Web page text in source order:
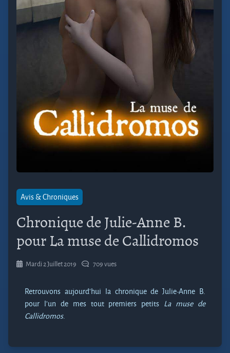
Avis & Chroniques
Chronique de Julie-Anne B.
pour La muse de Callidromos
Mardi 2 Juillet 2019 709 vues
Retrouvons aujourd’hui la chronique de Julie-Anne B.
pour l’un de mes tout premiers petits La muse de
Callidromos.